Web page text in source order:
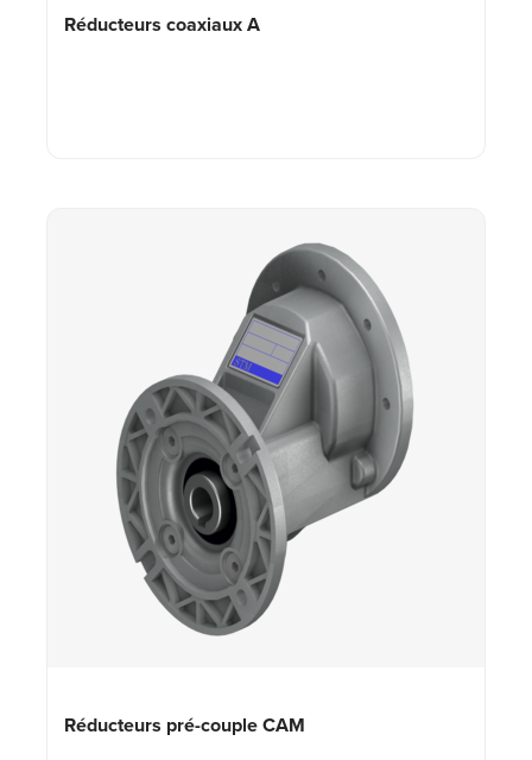
Réducteurs coaxiaux A
Réducteurs pré-couple CAM